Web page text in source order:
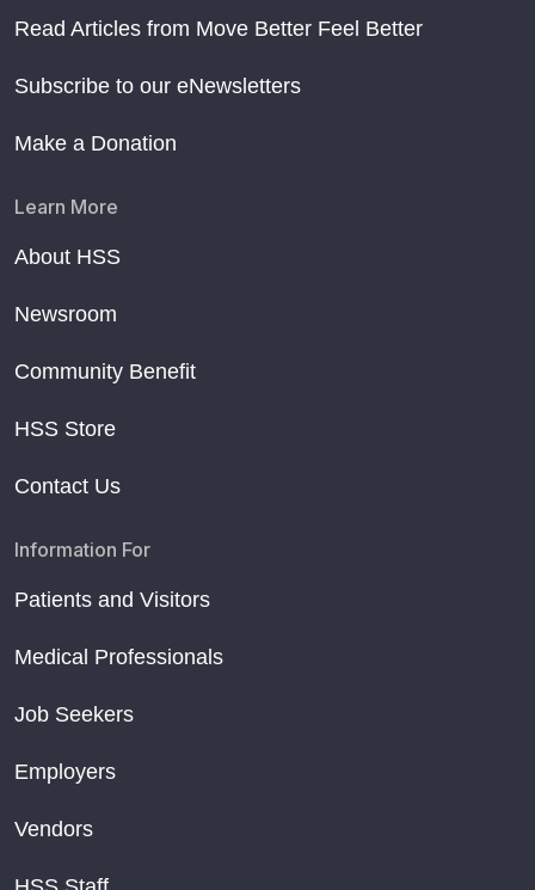
Read Articles from Move Better Feel Better
Subscribe to our eNewsletters
Make a Donation
Learn More
About HSS
Newsroom
Community Benefit
HSS Store
Contact Us
Information For
Patients and Visitors
Medical Professionals
Job Seekers
Employers
Vendors